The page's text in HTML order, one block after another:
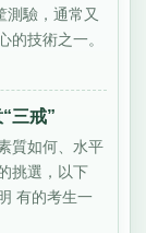
測驗，通常又
的技術之一。
三戒”
質如何、水平
挑選，以下
有的考生一